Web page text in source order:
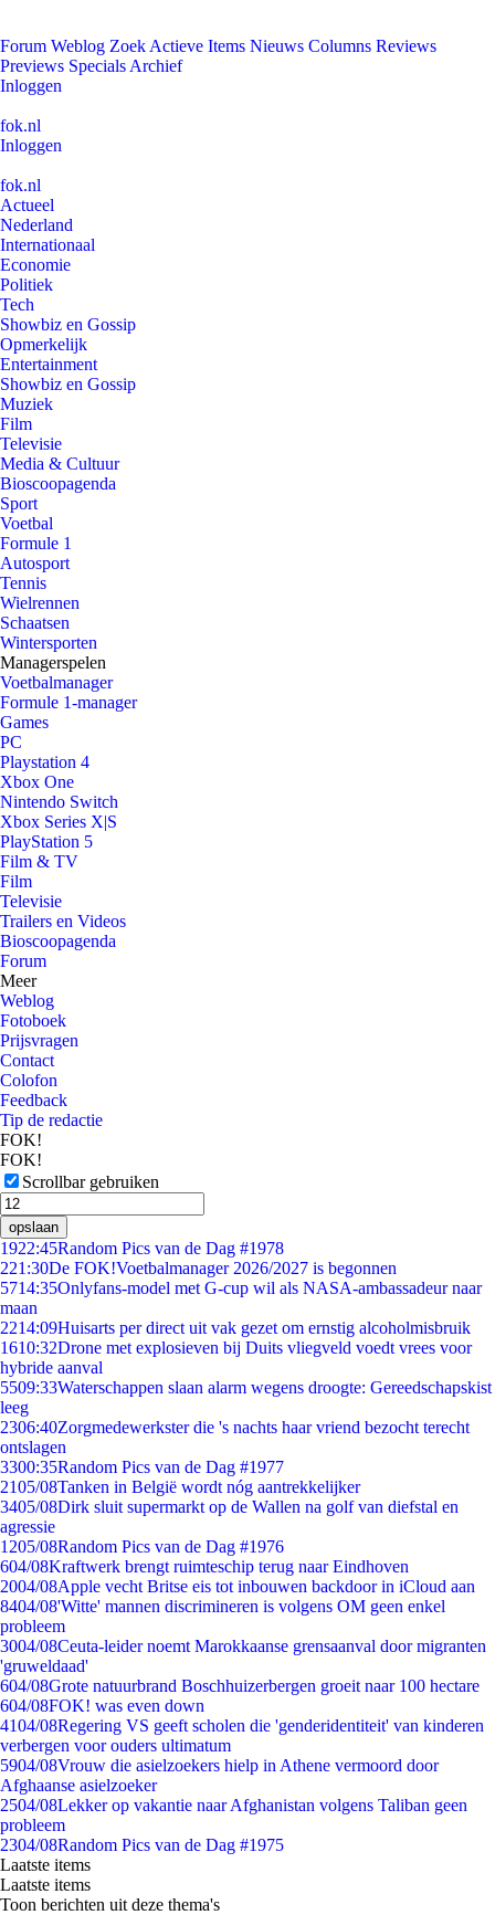
Forum Weblog Zoek Actieve Items Nieuws Columns Reviews
Previews Specials Archief
Inloggen
fok.nl
Inloggen
fok.nl
Actueel
Nederland
Internationaal
Economie
Politiek
Tech
Showbiz en Gossip
Opmerkelijk
Entertainment
Showbiz en Gossip
Muziek
Film
Televisie
Media & Cultuur
Bioscoopagenda
Sport
Voetbal
Formule 1
Autosport
Tennis
Wielrennen
Schaatsen
Wintersporten
Managerspelen
Voetbalmanager
Formule 1-manager
Games
PC
Playstation 4
Xbox One
Nintendo Switch
Xbox Series X|S
PlayStation 5
Film & TV
Film
Televisie
Trailers en Videos
Bioscoopagenda
Forum
Meer
Weblog
Fotoboek
Prijsvragen
Contact
Colofon
Feedback
Tip de redactie
FOK!
FOK!
Scrollbar gebruiken
opslaan
1922:45Random Pics van de Dag #1978
221:30De FOK!Voetbalmanager 2026/2027 is begonnen
5714:35Onlyfans-model met G-cup wil als NASA-ambassadeur naar
maan
2214:09Huisarts per direct uit vak gezet om ernstig alcoholmisbruik
1610:32Drone met explosieven bij Duits vliegveld voedt vrees voor
hybride aanval
5509:33Waterschappen slaan alarm wegens droogte: Gereedschapskist
leeg
2306:40Zorgmedewerkster die 's nachts haar vriend bezocht terecht
ontslagen
3300:35Random Pics van de Dag #1977
2105/08Tanken in België wordt nóg aantrekkelijker
3405/08Dirk sluit supermarkt op de Wallen na golf van diefstal en
agressie
1205/08Random Pics van de Dag #1976
604/08Kraftwerk brengt ruimteschip terug naar Eindhoven
2004/08Apple vecht Britse eis tot inbouwen backdoor in iCloud aan
8404/08'Witte' mannen discrimineren is volgens OM geen enkel
probleem
3004/08Ceuta-leider noemt Marokkaanse grensaanval door migranten
'gruweldaad'
604/08Grote natuurbrand Boschhuizerbergen groeit naar 100 hectare
604/08FOK! was even down
4104/08Regering VS geeft scholen die 'genderidentiteit' van kinderen
verbergen voor ouders ultimatum
5904/08Vrouw die asielzoekers hielp in Athene vermoord door
Afghaanse asielzoeker
2504/08Lekker op vakantie naar Afghanistan volgens Taliban geen
probleem
2304/08Random Pics van de Dag #1975
Laatste items
Laatste items
Toon berichten uit deze thema's